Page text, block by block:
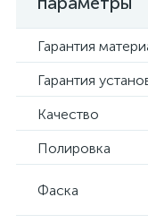
Гарантия
Гарантия
Качество
Полировка
Фаска